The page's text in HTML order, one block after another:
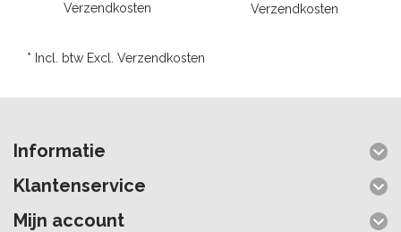
Verzendkosten
Verzendkosten
* Incl. btw Excl. Verzendkosten
Informatie
Klantenservice
Mijn account